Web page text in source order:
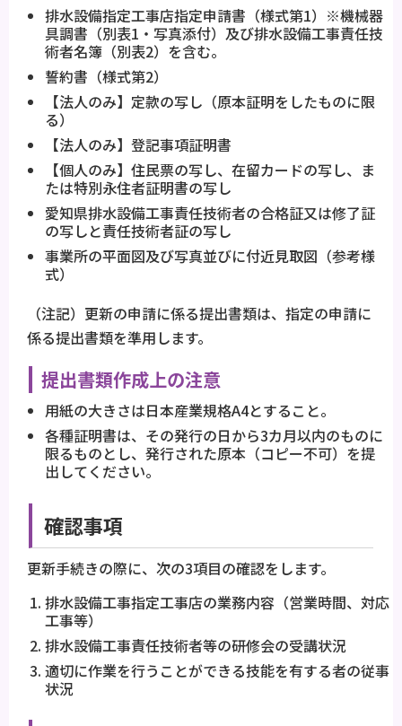
排水設備指定工事店指定申請書（様式第1）※機械器
具調書（別表1・写真添付）及び排水設備工事責任技
術者名簿（別表2）を含む。
誓約書（様式第2）
【法人のみ】定款の写し（原本証明をしたものに限
る）
【法人のみ】登記事項証明書
【個人のみ】住民票の写し、在留カードの写し、ま
たは特別永住者証明書の写し
愛知県排水設備工事責任技術者の合格証又は修了証
の写しと責任技術者証の写し
事業所の平面図及び写真並びに付近見取図（参考様
式）
（注記）更新の申請に係る提出書類は、指定の申請に
係る提出書類を準用します。
提出書類作成上の注意
用紙の大きさは日本産業規格A4とすること。
各種証明書は、その発行の日から3カ月以内のものに
限るものとし、発行された原本（コピー不可）を提
出してください。
確認事項
更新手続きの際に、次の3項目の確認をします。
排水設備工事指定工事店の業務内容（営業時間、対応
工事等）
排水設備工事責任技術者等の研修会の受講状況
適切に作業を行うことができる技能を有する者の従事
状況